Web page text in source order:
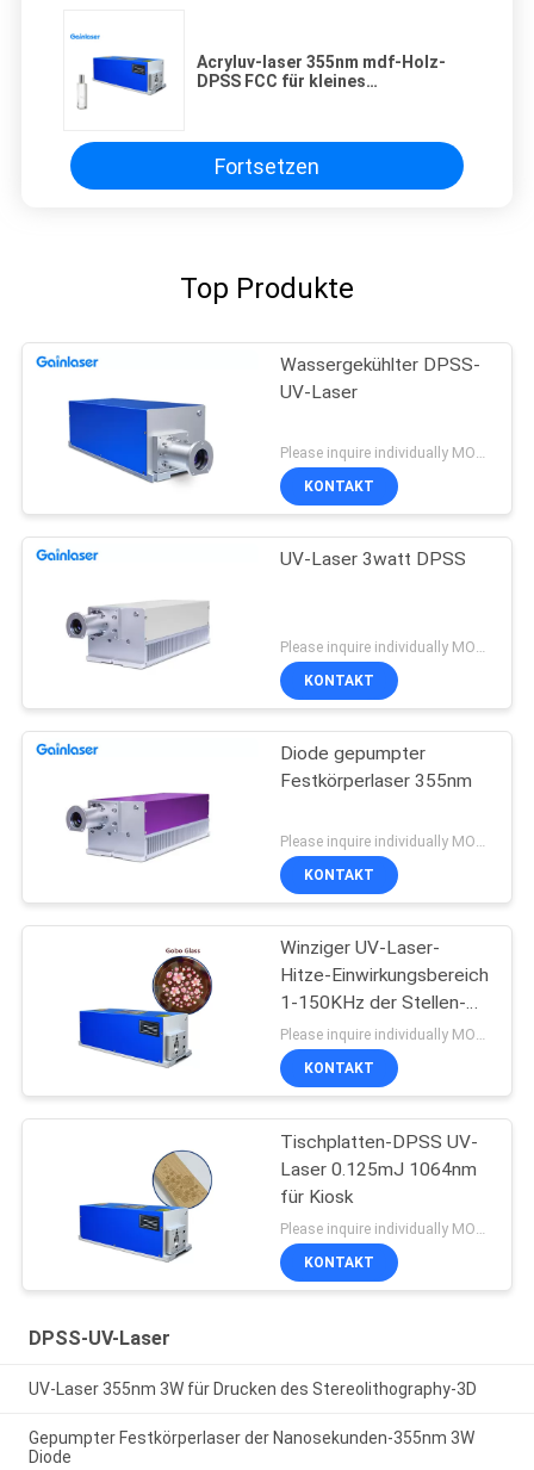
Acryluv-laser 355nm mdf-Holz-
DPSS FCC für kleines
Fortsetzen
Top Produkte
Wassergekühlter DPSS-
UV-Laser
Please inquire individually MOQ:1
KONTAKT
UV-Laser 3watt DPSS
KONTAKT
Diode gepumpter
Festkörperlaser 355nm
KONTAKT
Winziger UV-Laser-
Hitze-Einwirkungsbereich
1-150KHz der Stellen-
3W DPSS
Please inquire individually MOQ:1
KONTAKT
Tischplatten-DPSS UV-
Laser 0.125mJ 1064nm
für Kiosk
Please inquire individually MOQ:1
KONTAKT
DPSS-UV-Laser
UV-Laser 355nm 3W für Drucken des Stereolithography-3D
Gepumpter Festkörperlaser der Nanosekunden-355nm 3W
Diode